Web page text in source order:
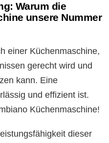
Warum die
unsere Nummer
einer Küchenmaschine,
gerecht wird und
kann. Eine
und effizient ist.
Küchenmaschine!
dieser